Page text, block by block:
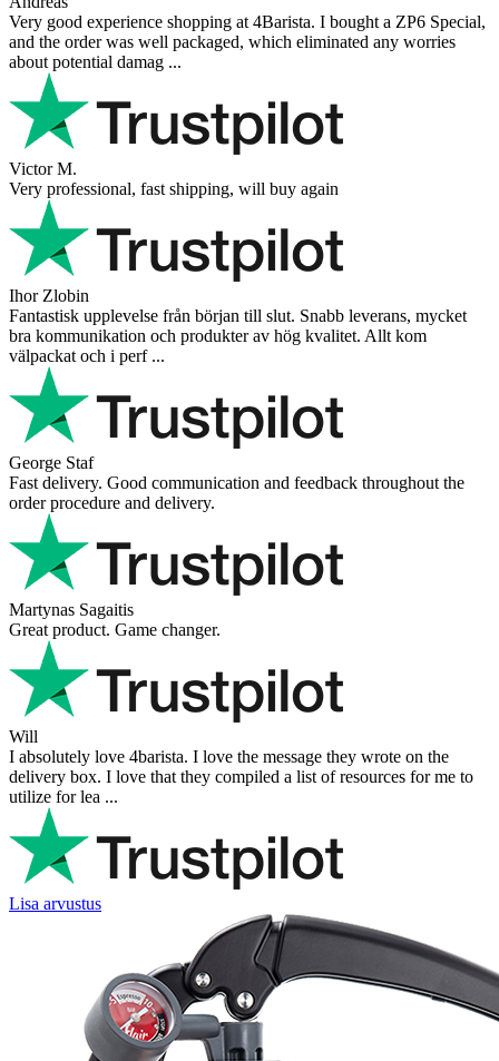
Very good experience shopping at 4Barista. I bought a ZP6 Special,
and the order was well packaged, which eliminated any worries
about potential damag ...
Victor M.
Very professional, fast shipping, will buy again
Ihor Zlobin
Fantastisk upplevelse från början till slut. Snabb leverans, mycket
bra kommunikation och produkter av hög kvalitet. Allt kom
välpackat och i perf ...
George Staf
Fast delivery. Good communication and feedback throughout the
order procedure and delivery.
Martynas Sagaitis
Great product. Game changer.
Will
I absolutely love 4barista. I love the message they wrote on the
delivery box. I love that they compiled a list of resources for me to
utilize for lea ...
Lisa arvustus